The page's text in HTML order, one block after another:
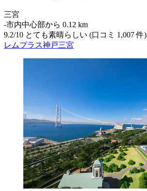
三宮
‐市内中心部から 0.12 km
9.2/10 とても素晴らしい (口コミ 1,007 件)
レムプラス神戸三宮